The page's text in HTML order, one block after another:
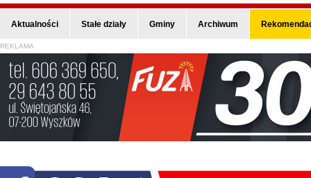
Aktualności Stałe działy Gminy Archiwum
REKLAMA